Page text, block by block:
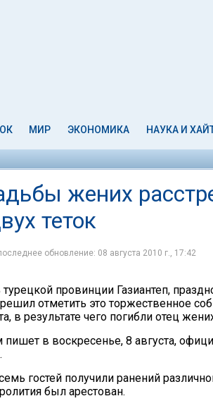
МИР ЭКОНОМИКА НАУКА И
жених
теток
обновление: 08 августа 2010 г., 17:42
провинции Газиантеп,
отметить это торжественное
в результате чего погибли отец
пишет в воскресенье, 8 августа,
гостей получили ранений
был арестован.